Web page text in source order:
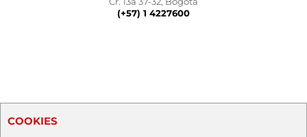
(+57) 1 4227600
COOKIES